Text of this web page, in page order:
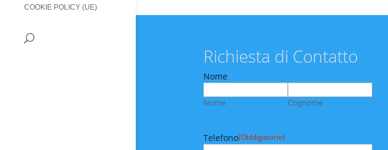
COOKIE POLICY (UE)
Richiesta di Contatto
Nome
Nome Cognome
Telefono(Obbligatorio)